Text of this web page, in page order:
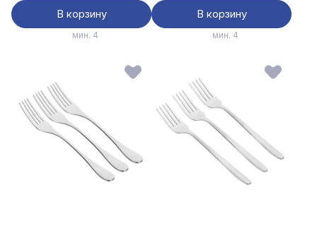
В корзину
мин. 4
В корзину
мин. 4